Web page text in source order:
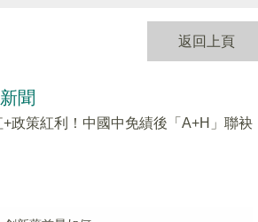
返回上頁
聞
+政策紅利！中國中免績後「A+H」聯袂